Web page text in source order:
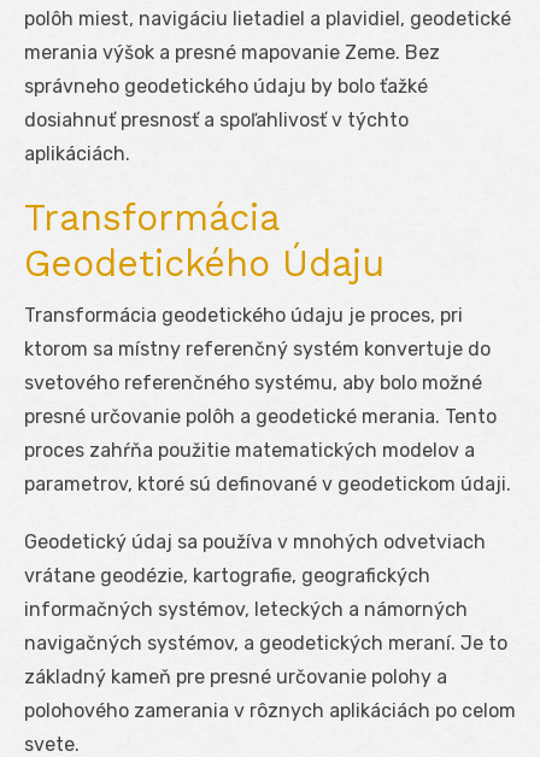
polôh miest, navigáciu lietadiel a plavidiel, geodetické
merania výšok a presné mapovanie Zeme. Bez
správneho geodetického údaju by bolo ťažké
dosiahnuť presnosť a spoľahlivosť v týchto
aplikáciách.
Transformácia
Geodetického Údaju
Transformácia geodetického údaju je proces, pri
ktorom sa místny referenčný systém konvertuje do
svetového referenčného systému, aby bolo možné
presné určovanie polôh a geodetické merania. Tento
proces zahŕňa použitie matematických modelov a
parametrov, ktoré sú definované v geodetickom údaji.
Geodetický údaj sa používa v mnohých odvetviach
vrátane geodézie, kartografie, geografických
informačných systémov, leteckých a námorných
navigačných systémov, a geodetických meraní. Je to
základný kameň pre presné určovanie polohy a
polohového zamerania v rôznych aplikáciách po celom
svete.